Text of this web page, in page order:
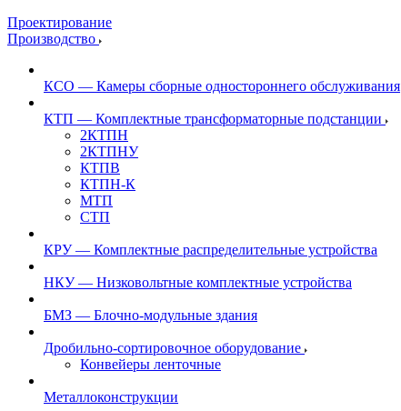
Проектирование
Производство
КСО — Камеры сборные одностороннего обслуживания
КТП — Комплектные трансформаторные подстанции
2КТПН
2КТПНУ
КТПВ
КТПН-К
МТП
СТП
КРУ — Комплектные распределительные устройства
НКУ — Низковольтные комплектные устройства
БМЗ — Блочно-модульные здания
Дробильно-сортировочное оборудование
Конвейеры ленточные
Металлоконструкции